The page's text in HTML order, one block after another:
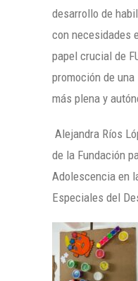
desarrollo de
con necesidades
papel crucial de
promoción de
más plena y
Alejandra Ríos
de la Fundación
Adolescencia en
Especiales del